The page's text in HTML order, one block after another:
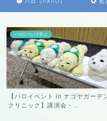
パロ（PARO） 色
パロについて学ぶ
【パロイベント in ナゴヤガーデ
クリニック】講演会・...